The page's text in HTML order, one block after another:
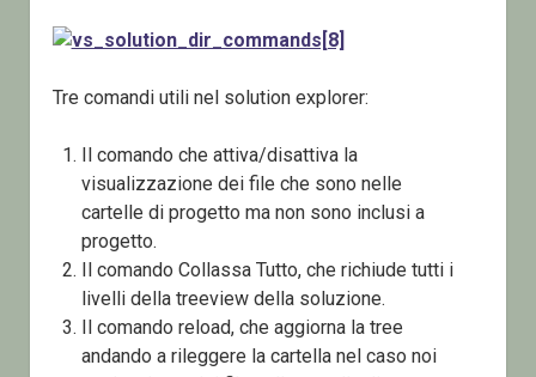
Tre comandi utili nel solution explorer:
Il comando che attiva/disattiva la
visualizzazione dei file che sono nelle
cartelle di progetto ma non sono inclusi a
progetto.
Il comando Collassa Tutto, che richiude tutti i
livelli della treeview della soluzione.
Il comando reload, che aggiorna la tree
andando a rileggere la cartella nel caso noi